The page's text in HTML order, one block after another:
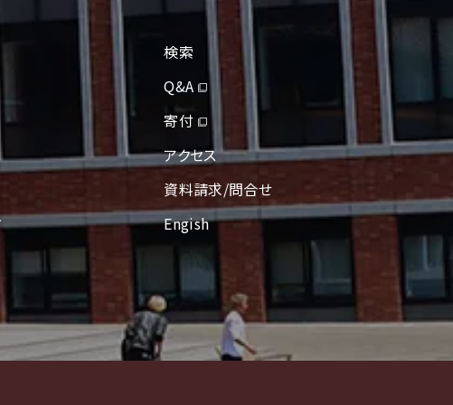
検索
Q&A
寄付
アクセス
資料請求/問合せ
Engish